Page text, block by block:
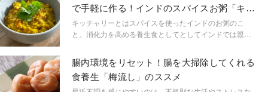
で手軽に作る！インドのスパイスお粥「キッ
チャリー」
キッチャリーとはスパイスを使ったインドのお粥のこ
と。消化力を高める養生食としてとしてインドでは親し
ですが、今回はカレー粉を使った手軽なレシピをご紹介
します。
腸内環境をリセット！腸を大掃除してくれる
食養生「梅流し」のススメ